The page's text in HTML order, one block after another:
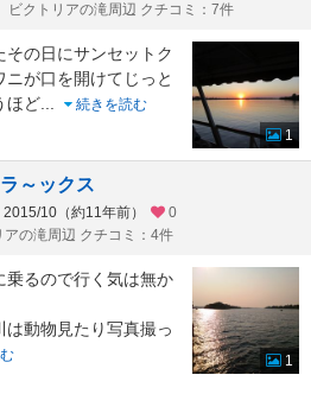
ビクトリアの滝周辺 クチコミ：7件
その日にサンセットク
が口を開けてじっと
ほど
続きを読む
1
～ックス
10（約11年前）
0
アの滝周辺 クチコミ：4件
乗るので行く気は無か
動物見たり写真撮っ
1